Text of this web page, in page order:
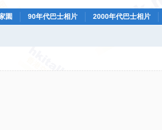
園 90年代巴士相片 2000年代巴士相片